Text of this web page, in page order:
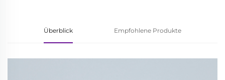
Überblick Empfohlene Produkte